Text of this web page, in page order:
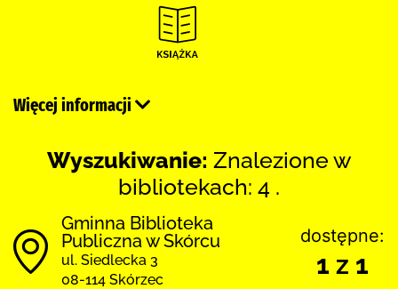
Więcej informacji
Wyszukiwanie: Znalezione w
bibliotekach: 4 .
Gminna Biblioteka
Publiczna w Skórcu
ul. Siedlecka 3
08-114 Skórzec
dostępne:
1 z 1